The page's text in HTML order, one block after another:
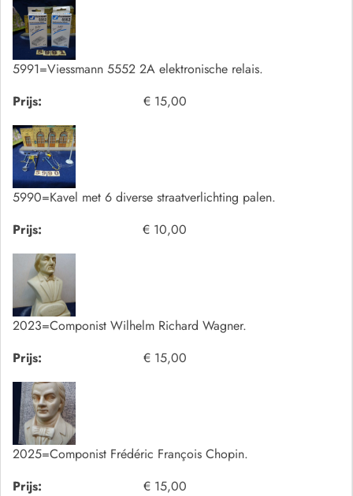
5991=Viessmann 5552 2A elektronische relais.
Prijs:
€ 15,00
5990=Kavel met 6 diverse straatverlichting palen.
Prijs:
€ 10,00
2023=Componist Wilhelm Richard Wagner.
Prijs:
€ 15,00
2025=Componist Frédéric François Chopin.
Prijs:
€ 15,00